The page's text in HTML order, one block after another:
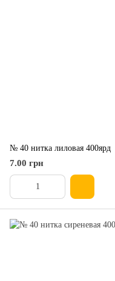
№ 40 нитка лиловая 400ярд
7.00 грн